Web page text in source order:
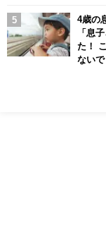
4歳の
「息
た！
ない